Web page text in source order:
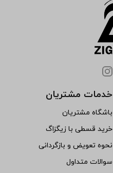
خدمات مشتریان
باشگاه مشتریان
خرید قسطی با زیگزاگ
نحوه تعویض و بازگردانی
سوالات متداول